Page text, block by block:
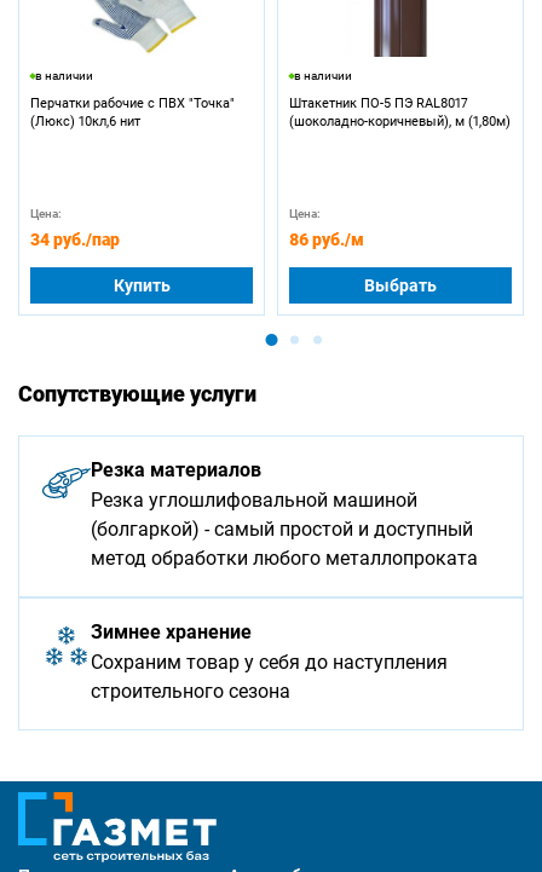
в наличии
Перчатки рабочие с ПВХ "Точка"
(Люкс) 10кл,6 нит
Цена:
34 руб./пар
Купить
в наличии
Штакетник ПО-5 ПЭ RAL8017
(шоколадно-коричневый), м (1,80м)
Цена:
86 руб./м
Выбрать
Сопутствующие услуги
Резка материалов
Резка углошлифовальной машиной
(болгаркой) - самый простой и доступный
метод обработки любого металлопроката
Зимнее хранение
Сохраним товар у себя до наступления
строительного сезона